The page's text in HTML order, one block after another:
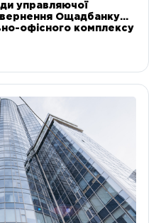
управляючої
Ощадбанку
офісного комплексу